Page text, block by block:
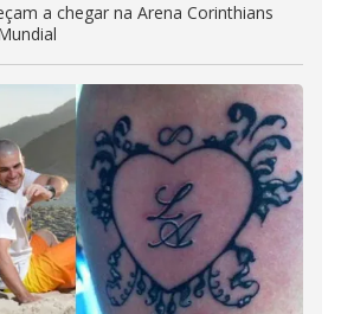
a chegar na Arena Corinthians